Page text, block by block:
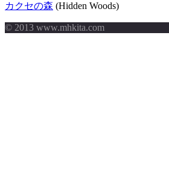
カクセの森 (Hidden Woods)
© 2013 www.mhkita.com